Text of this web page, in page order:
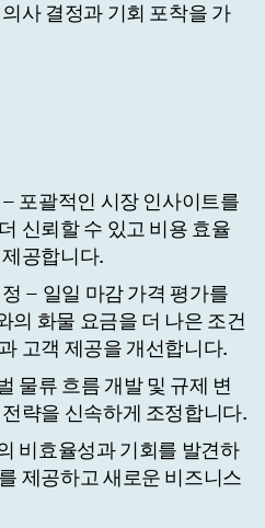
사 결정과 기회 포착을 가
– 포괄적인 시장 인사이트를
신뢰할 수 있고 비용 효율
공합니다.
– 일일 마감 가격 평가를
의 화물 요금을 더 나은 조건
고객 제공을 개선합니다.
물류 흐름 개발 및 규제 변
략을 신속하게 조정합니다.
비효율성과 기회를 발견하
제공하고 새로운 비즈니스